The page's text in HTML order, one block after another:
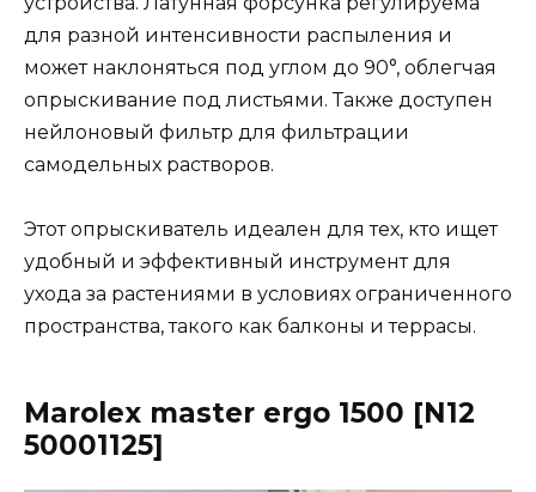
для разной интенсивности распыления и
может наклоняться под углом до 90°, облегчая
опрыскивание под листьями. Также доступен
нейлоновый фильтр для фильтрации
самодельных растворов​​.
Этот опрыскиватель идеален для тех, кто ищет
удобный и эффективный инструмент для
ухода за растениями в условиях ограниченного
пространства, такого как балконы и террасы.
Marolex master ergo 1500 [N12
50001125]